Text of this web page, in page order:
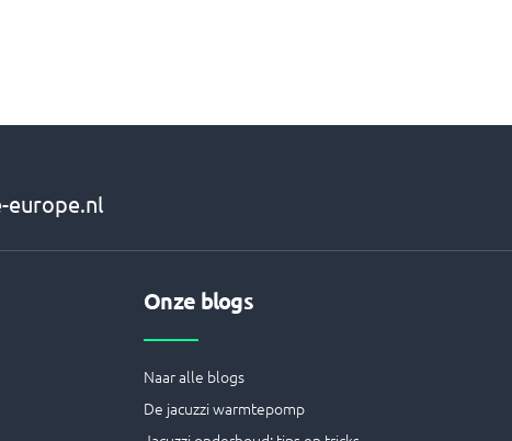
europe.nl
Onze blogs
Naar alle blogs
De jacuzzi warmtepomp